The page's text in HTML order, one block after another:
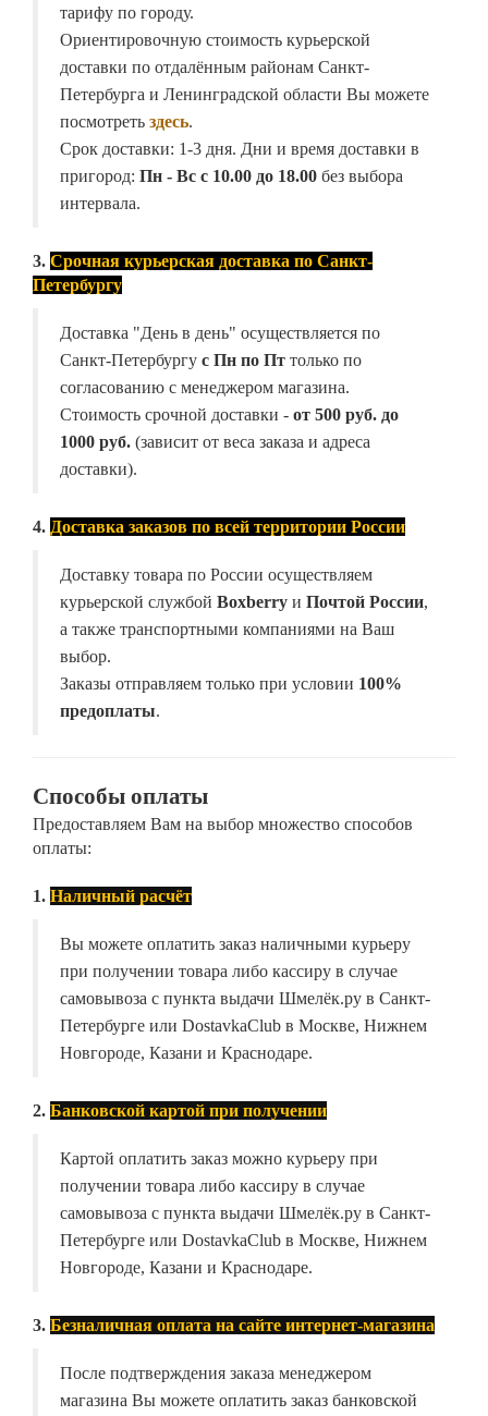
тарифу по городу.
Ориентировочную стоимость курьерской
доставки по отдалённым районам Санкт-
Петербурга и Ленинградской области Вы можете
посмотреть здесь.
Срок доставки: 1-3 дня. Дни и время доставки в
пригород: Пн - Вс с 10.00 до 18.00 без выбора
интервала.
3. Срочная курьерская доставка по Санкт-
Петербургу
Доставка "День в день" осуществляется по
Санкт-Петербургу с Пн по Пт только по
согласованию с менеджером магазина.
Стоимость срочной доставки - от 500 руб. до
1000 руб. (зависит от веса заказа и адреса
доставки).
4. Доставка заказов по всей территории России
Доставку товара по России осуществляем
курьерской службой Boxberry и Почтой России,
а также транспортными компаниями на Ваш
выбор.
Заказы отправляем только при условии 100%
предоплаты.
Способы оплаты
Предоставляем Вам на выбор множество способов
оплаты:
1. Наличный расчёт
Вы можете оплатить заказ наличными курьеру
при получении товара либо кассиру в случае
самовывоза с пункта выдачи Шмелёк.ру в Санкт-
Петербурге или DostavkaClub в Москве, Нижнем
Новгороде, Казани и Краснодаре.
2. Банковской картой при получении
Картой оплатить заказ можно курьеру при
получении товара либо кассиру в случае
самовывоза с пункта выдачи Шмелёк.ру в Санкт-
Петербурге или DostavkaClub в Москве, Нижнем
Новгороде, Казани и Краснодаре.
3. Безналичная оплата на сайте интернет-магазина
После подтверждения заказа менеджером
магазина Вы можете оплатить заказ банковской